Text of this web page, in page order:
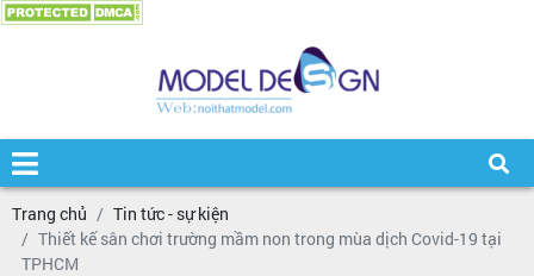
Trang chủ
Tin tức - sự kiện
Thiết kế sân chơi trường mầm non trong mùa dịch Covid-19 tại
TPHCM